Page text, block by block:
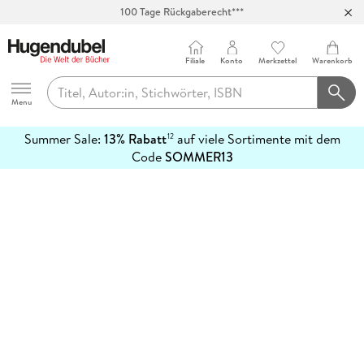
100 Tage Rückgaberecht***
Hugendubel
Menu
Filiale Konto Merkzettel Warenkorb
Summer Sale: 13% Rabatt12auf viele Sortimente mit dem
CodeSOMMER13
erfahren